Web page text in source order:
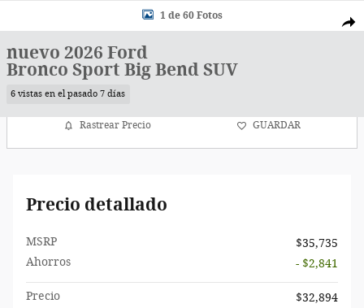
New 2026 Ford Photo 1 of 60
1 de 60 Fotos
nuevo 2026 Ford
Bronco Sport Big Bend SUV
6 vistas en el pasado 7 días
Rastrear Precio GUARDAR
Precio detallado
MSRP
$35,735
Ahorros
- $2,841
Precio
$32,894